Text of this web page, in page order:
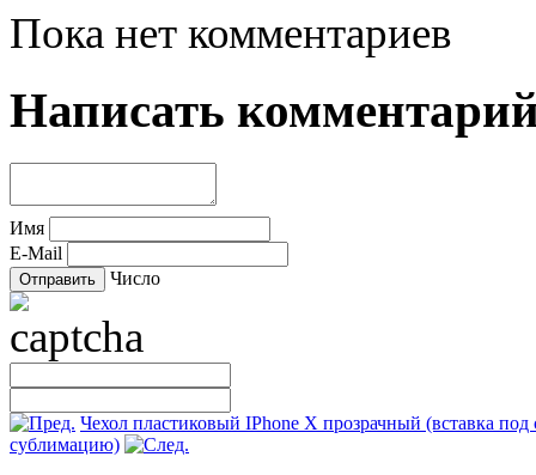
Пока нет комментариев
Написать
Имя
E-Mail
Число
Чехол пластиковый IPhone X прозрачный (вставка
сублимацию)